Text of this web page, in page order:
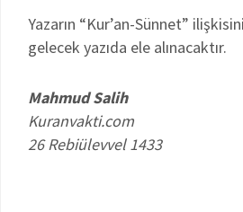
Yazarın “Kur’an-Sünnet”
gelecek yazıda ele alınacaktır.
Mahmud Salih
Kuranvakti.com
26 Rebiülevvel 1433